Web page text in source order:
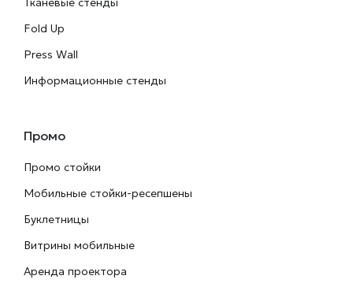
Fold Up
Press Wall
Информационные стенды
Промо
Промо стойки
Мобильные стойки-ресепшены
Буклетницы
Витрины мобильные
Аренда проектора